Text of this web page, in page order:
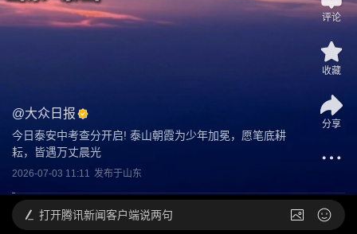
@大众日报
今日泰安中考查分开启! 泰山朝霞为少年加冕，愿笔底耕
耘，皆遇万丈晨光
2026-07-03 11:11 发布于山东
评论
收藏
分享
打开腾讯新闻客户端说两句